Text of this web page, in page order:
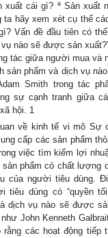
xuất cái gì? ª Sản xuất
ta hãy xem xét cụ thể
Vấn đề đầu tiên có
nào sẽ được sản
tác giữa người mua và
sản phẩm và dịch vụ
Smith trong tác
sự cạnh tranh giữa
hội. 1
về kinh tế vi mô Sự
cấp các sản phẩm
việc tìm kiếm lợi
phẩm có chất lượng
của người tiêu dùng.
tiêu dùng có “quyền
dịch vụ nào sẽ được
John Kenneth
rằng các hoạt động tiếp